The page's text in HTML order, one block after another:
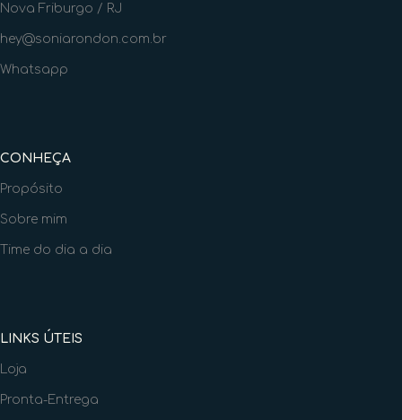
Nova Friburgo / RJ
hey@soniarondon.com.br
Whatsapp
CONHEÇA
Propósito
Sobre mim
Time do dia a dia
LINKS ÚTEIS
Loja
Pronta-Entrega